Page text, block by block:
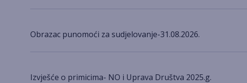
Obrazac punomoći za sudjelovanje-31.08.2026.
Izvješće o primicima- NO i Uprava Društva 2025.g.